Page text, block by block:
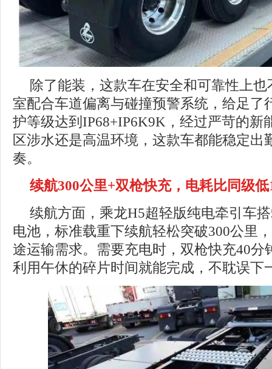
除了能装，这款车在安全和可靠性上
室配合车道偏离与碰撞预警系统，给足了
护等级达到IP68+IP6K9K，经过严苛的新
区涉水还是高温环境，这款车都能稳定出
奏。
续航300公里+双枪快充，电耗比同级
续航方面，乘龙H5超轻版纯电牵引车
电池，标准载重下续航轻松突破300公里
途运输需求。需要充电时，双枪快充40分
利用午休的碎片时间就能完成，不耽误下